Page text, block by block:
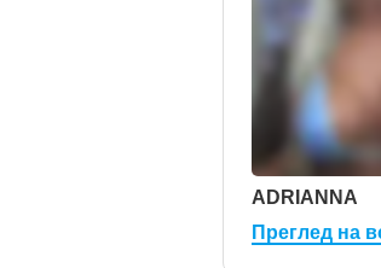
ADRIANNA
Преглед на